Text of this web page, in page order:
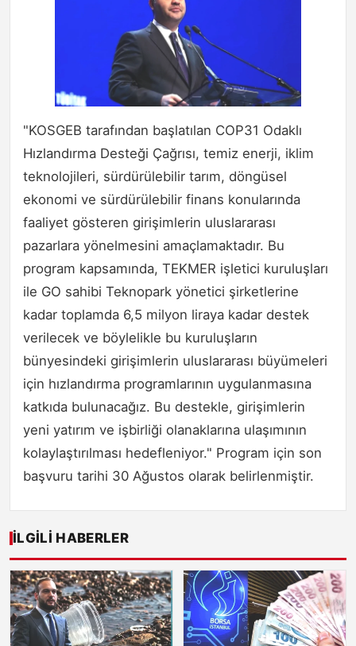
"KOSGEB tarafından başlatılan COP31 Odaklı
Hızlandırma Desteği Çağrısı, temiz enerji, iklim
teknolojileri, sürdürülebilir tarım, döngüsel
ekonomi ve sürdürülebilir finans konularında
faaliyet gösteren girişimlerin uluslararası
pazarlara yönelmesini amaçlamaktadır. Bu
program kapsamında, TEKMER işletici kuruluşları
ile GO sahibi Teknopark yönetici şirketlerine
kadar toplamda 6,5 milyon liraya kadar destek
verilecek ve böylelikle bu kuruluşların
bünyesindeki girişimlerin uluslararası büyümeleri
için hızlandırma programlarının uygulanmasına
katkıda bulunacağız. Bu destekle, girişimlerin
yeni yatırım ve işbirliği olanaklarına ulaşımının
kolaylaştırılması hedefleniyor." Program için son
başvuru tarihi 30 Ağustos olarak belirlenmiştir.
İLGILI HABERLER